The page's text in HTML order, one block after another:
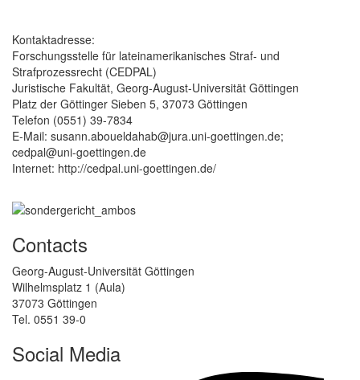
Kontaktadresse:
Forschungsstelle für lateinamerikanisches Straf- und
Strafprozessrecht (CEDPAL)
Juristische Fakultät, Georg-August-Universität Göttingen
Platz der Göttinger Sieben 5, 37073 Göttingen
Telefon (0551) 39-7834
E-Mail: susann.aboueldahab@jura.uni-goettingen.de;
cedpal@uni-goettingen.de
Internet: http://cedpal.uni-goettingen.de/
Contacts
Georg-August-Universität Göttingen
Wilhelmsplatz 1 (Aula)
37073 Göttingen
Tel. 0551 39-0
Social Media